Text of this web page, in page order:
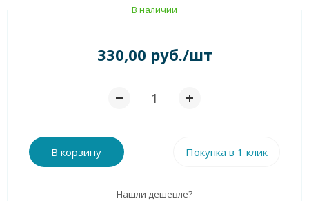
В наличии
330,00 руб./шт
В корзину Покупка в 1 клик
Нашли дешевле?